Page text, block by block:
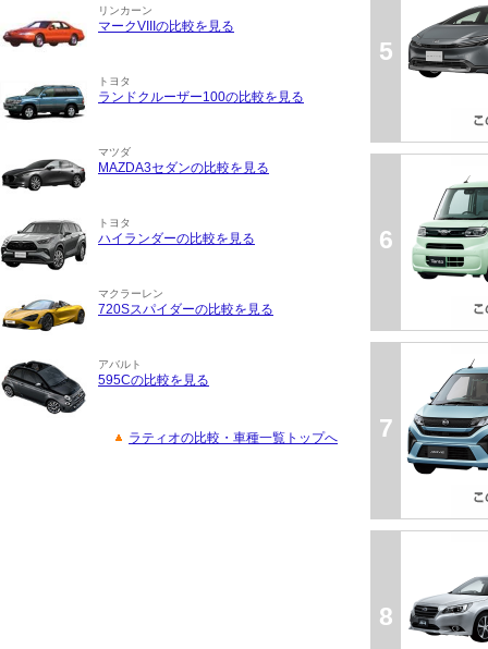
リンカーン
マークVIIIの比較を見る
トヨタ
ランドクルーザー100の比較を見る
マツダ
MAZDA3セダンの比較を見る
トヨタ
ハイランダーの比較を見る
マクラーレン
720Sスパイダーの比較を見る
アバルト
595Cの比較を見る
ラティオの比較・車種一覧トップへ
5
6
7
8